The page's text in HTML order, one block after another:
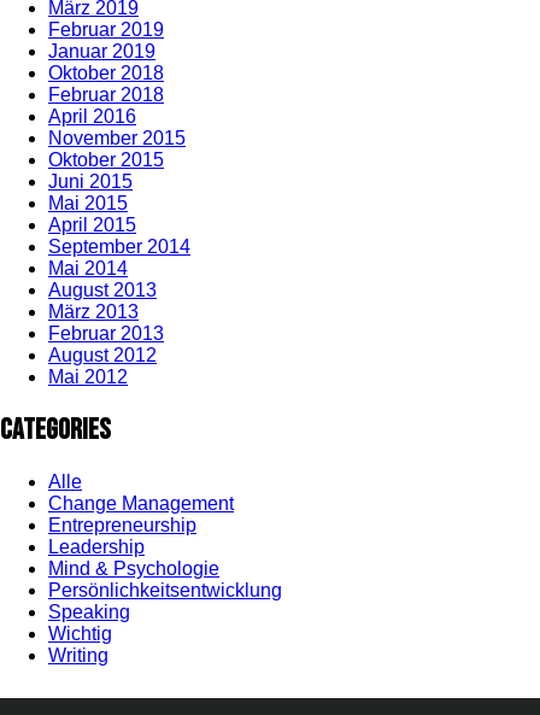
März 2019
Februar 2019
Januar 2019
Oktober 2018
Februar 2018
April 2016
November 2015
Oktober 2015
Juni 2015
Mai 2015
April 2015
September 2014
Mai 2014
August 2013
März 2013
Februar 2013
August 2012
Mai 2012
Categories
Alle
Change Management
Entrepreneurship
Leadership
Mind & Psychologie
Persönlichkeitsentwicklung
Speaking
Wichtig
Writing